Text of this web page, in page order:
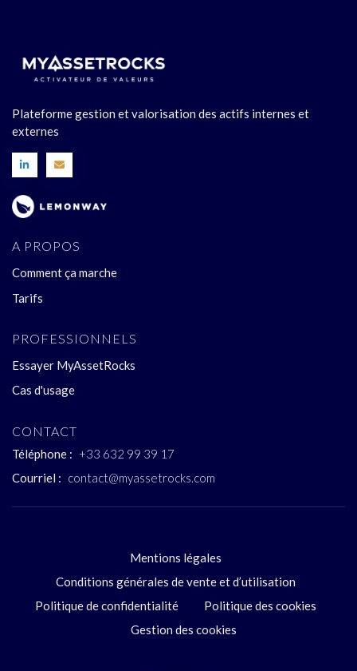
Plateforme gestion et valorisation des actifs internes et
externes
A PROPOS
Comment ça marche
Tarifs
PROFESSIONNELS
Essayer MyAssetRocks
Cas d'usage
CONTACT
Téléphone : +33 632 99 39 17
Courriel : contact@myassetrocks.com
Mentions légales
Conditions générales de vente et d’utilisation
Politique de confidentialité
Politique des cookies
Gestion des cookies